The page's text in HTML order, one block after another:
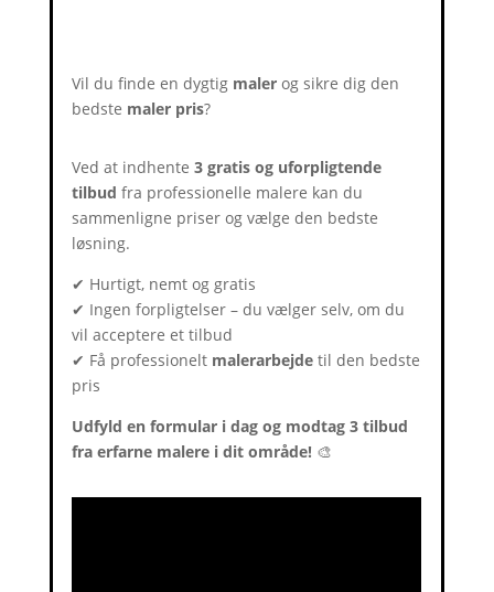
Vil du finde en dygtig maler og sikre dig den
bedste maler pris?
Ved at indhente3 gratis og uforpligtende
tilbud fra professionelle malere kan du
sammenligne priser og vælge den bedste
løsning.
✔ Hurtigt, nemt og gratis
✔ Ingen forpligtelser – du vælger selv, om du
vil acceptere et tilbud
✔ Få professionelt malerarbejde til den bedste
pris
Udfyld en formular i dag og modtag 3 tilbud
fra erfarne malere i dit område! 🎨